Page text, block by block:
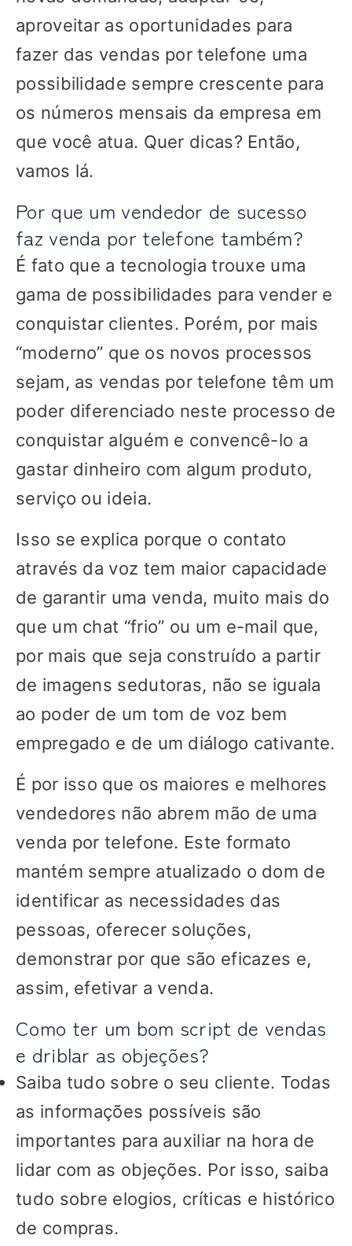
aproveitar as oportunidades para
fazer das vendas por telefone uma
possibilidade sempre crescente para
os números mensais da empresa em
que você atua. Quer dicas? Então,
vamos lá.
Por que um vendedor de sucesso
faz venda por telefone também?
É fato que a tecnologia trouxe uma
gama de possibilidades para vender e
conquistar clientes. Porém, por mais
“moderno” que os novos processos
sejam, as vendas por telefone têm um
poder diferenciado neste processo de
conquistar alguém e convencê-lo a
gastar dinheiro com algum produto,
serviço ou ideia.
Isso se explica porque o contato
através da voz tem maior capacidade
de garantir uma venda, muito mais do
que um chat “frio” ou um e-mail que,
por mais que seja construído a partir
de imagens sedutoras, não se iguala
ao poder de um tom de voz bem
empregado e de um diálogo cativante.
É por isso que os maiores e melhores
vendedores não abrem mão de uma
venda por telefone. Este formato
mantém sempre atualizado o dom de
identificar as necessidades das
pessoas, oferecer soluções,
demonstrar por que são eficazes e,
assim, efetivar a venda.
Como ter um bom script de vendas
e driblar as objeções?
Saiba tudo sobre o seu cliente. Todas
as informações possíveis são
importantes para auxiliar na hora de
lidar com as objeções. Por isso, saiba
tudo sobre elogios, críticas e histórico
de compras.